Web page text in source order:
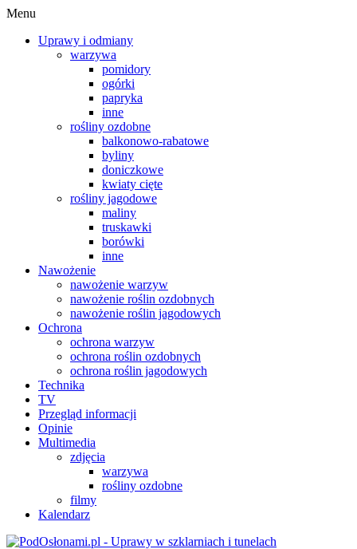
Menu
Uprawy i odmiany
warzywa
pomidory
ogórki
papryka
inne
rośliny ozdobne
balkonowo-rabatowe
byliny
doniczkowe
kwiaty cięte
rośliny jagodowe
maliny
truskawki
borówki
inne
Nawożenie
nawożenie warzyw
nawożenie roślin ozdobnych
nawożenie roślin jagodowych
Ochrona
ochrona warzyw
ochrona roślin ozdobnych
ochrona roślin jagodowych
Technika
TV
Przegląd informacji
Opinie
Multimedia
zdjęcia
warzywa
rośliny ozdobne
filmy
Kalendarz